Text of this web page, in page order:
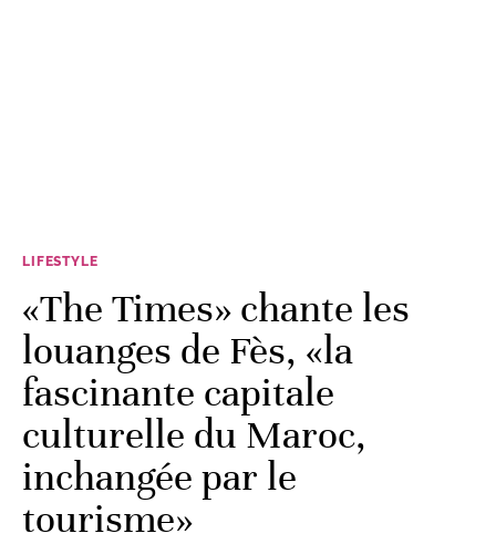
LIFESTYLE
«The Times» chante les
louanges de Fès, «la
fascinante capitale
culturelle du Maroc,
inchangée par le
tourisme»